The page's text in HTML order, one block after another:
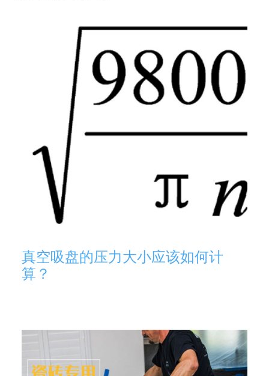
真空吸盘的压力大小应该如何计
算？